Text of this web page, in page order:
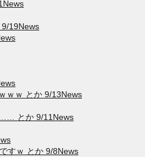
19News
ｗｗ とか 9/13News
…… とか 9/11News
すｗ とか 9/8News